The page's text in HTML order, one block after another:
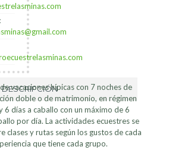
DESCRIPCIÓN
vacaciones hípicas con 7 noches de
doble o de matrimonio, en régimen
6 días a caballo con un máximo de 6
por día. La actividades ecuestres se
clases y rutas según los gustos de cada
que tiene cada grupo.